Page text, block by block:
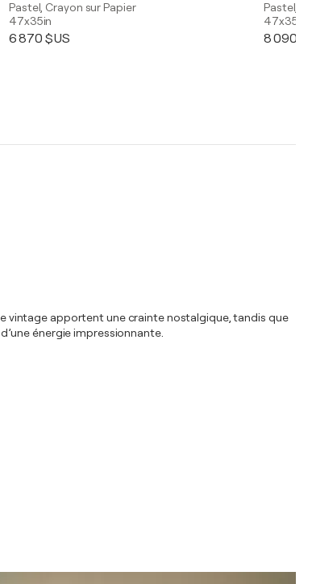
Pastel, Crayon sur Papier
47x35in
6 870 $US
Pastel,
47x35in
8 090
vintage apportent une crainte nostalgique, tandis que
énergie impressionnante.